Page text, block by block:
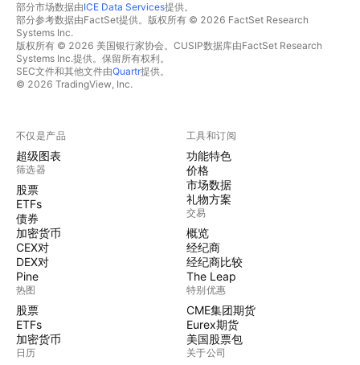
部分市场数据由ICE Data Services提供。
部分参考数据由FactSet提供。版权所有 © 2026 FactSet Research
Systems Inc.
版权所有 © 2026 美国银行家协会。CUSIP数据库由FactSet Research
Systems Inc.提供。保留所有权利。
SEC文件和其他文件由Quartr提供。
© 2026 TradingView, Inc.
不仅是产品
超级图表
筛选器
股票
ETFs
债券
加密货币
CEX对
DEX对
Pine
热图
股票
ETFs
加密货币
日历
工具和订阅
功能特色
价格
市场数据
礼物方案
交易
概览
经纪商
经纪商比较
The Leap
特别优惠
CME集团期货
Eurex期货
美国股票包
关于公司